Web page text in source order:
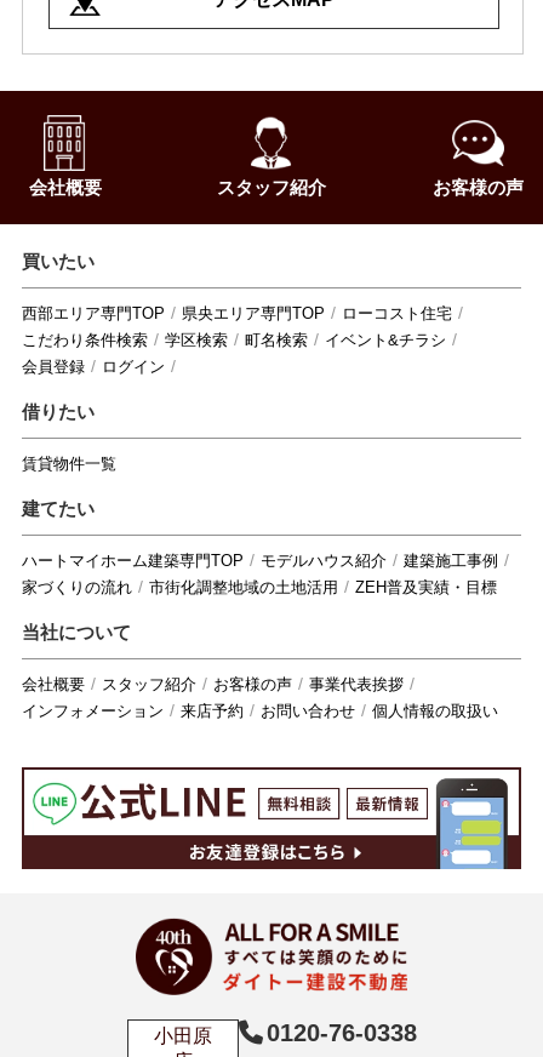
会社概要 スタッフ紹介 お客様の声
買いたい
西部エリア専門TOP 県央エリア専門TOP
ローコスト住宅
こだわり条件検索
学区検索 町名検索
イベント&チラシ
会員登録
ログイン
借りたい
賃貸物件一覧
建てたい
ハートマイホーム建築専門TOP モデルハウス紹介
建築施工事例
家づくりの流れ
市街化調整地域の土地活用 ZEH普及実績・目標
当社について
会社概要 スタッフ紹介 お客様の声
事業代表挨拶
インフォメーション
来店予約 お問い合わせ 個人情報の取扱い
小田原
0120-76-0338